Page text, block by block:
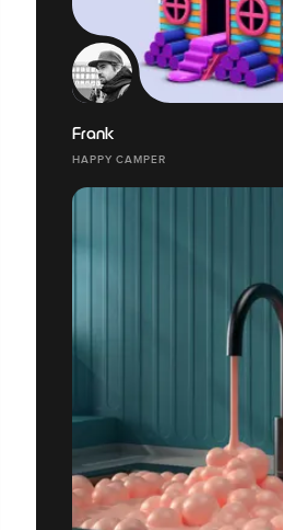
Frank
HAPPY CAMPER